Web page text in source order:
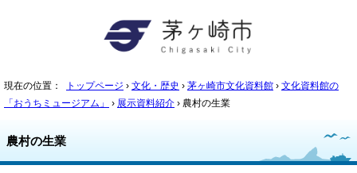
現在の位置： トップページ › 文化・歴史 › 茅ヶ崎市文化資料館 › 文化資料館の
「おうちミュージアム」
› 展示資料紹介 › 農村の生業
農村の生業